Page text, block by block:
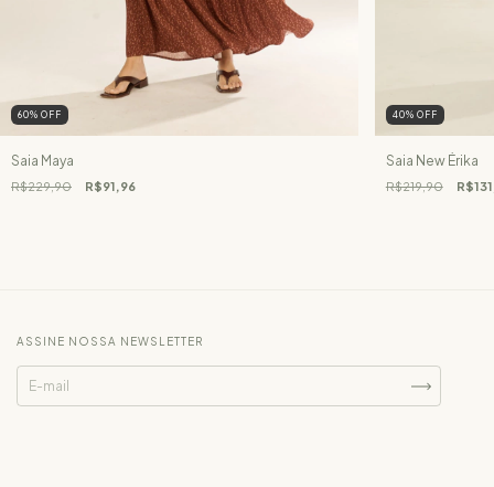
60% OFF
Saia Maya
R$229,90 R$91,96
40% OFF
Saia New Érika
R$219,90
ASSINE NOSSA NEWSLETTER